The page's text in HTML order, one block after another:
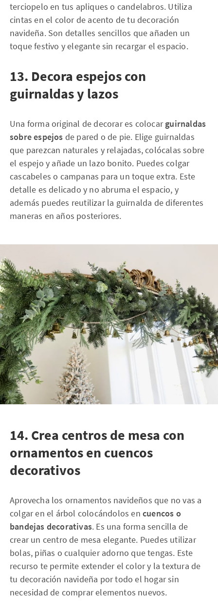
terciopelo en tus apliques o candelabros. Utiliza
cintas en el color de acento de tu decoración
navideña. Son detalles sencillos que añaden un
toque festivo y elegante sin recargar el espacio.
13. Decora espejos con
guirnaldas y lazos
Una forma original de decorar es colocarguirnaldas
sobre espejos de pared o de pie. Elige guirnaldas
que parezcan naturales y relajadas, colócalas sobre
el espejo y añade un lazo bonito. Puedes colgar
cascabeles o campanas para un toque extra. Este
detalle es delicado y no abruma el espacio, y
además puedes reutilizar la guirnalda de diferentes
maneras en años posteriores.
14. Crea centros de mesa con
ornamentos en cuencos
decorativos
Aprovecha los ornamentos navideños que no vas a
colgar en el árbol colocándolos en cuencos o
bandejas decorativas. Es una forma sencilla de
crear un centro de mesa elegante. Puedes utilizar
bolas, piñas o cualquier adorno que tengas. Este
recurso te permite extender el color y la textura de
tu decoración navideña por todo el hogar sin
necesidad de comprar elementos nuevos.